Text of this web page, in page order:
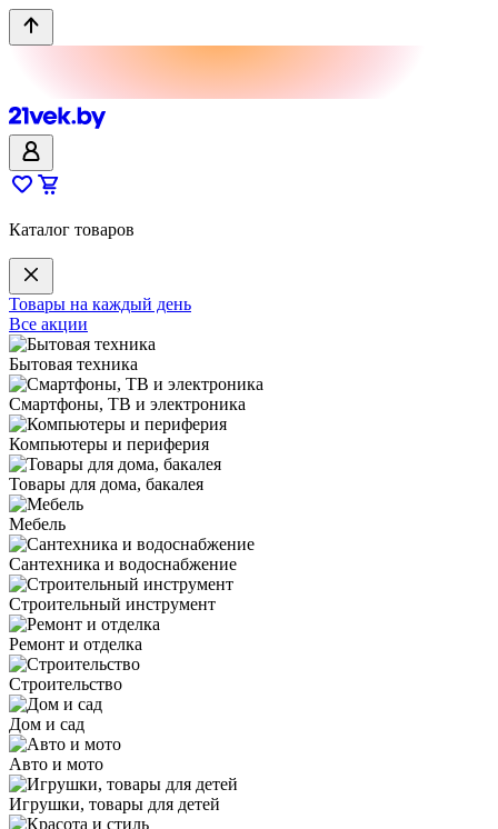
Каталог товаров
Товары на каждый день
Все акции
Бытовая техника
Смартфоны, ТВ и электроника
Компьютеры и периферия
Товары для дома, бакалея
Мебель
Сантехника и водоснабжение
Строительный инструмент
Ремонт и отделка
Строительство
Дом и сад
Авто и мото
Игрушки, товары для детей